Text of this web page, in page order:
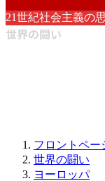
21世紀社会主義の
世界の闘い
フロントペー
世界の闘い
ヨーロッパ